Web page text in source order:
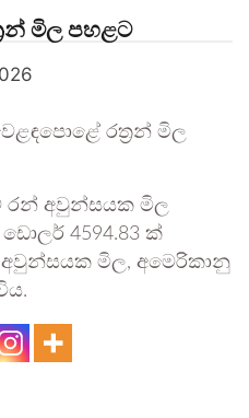
මිල පහළට
රත්‍රන් මිල
රන් අවුන්සයක මිල
4594.83 ක්
මිල, අමෙරිකානු